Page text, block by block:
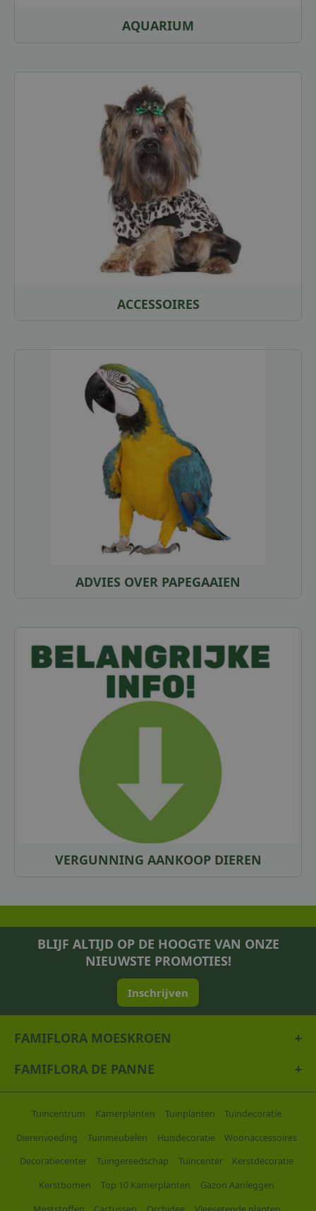
AQUARIUM
ACCESSOIRES
ADVIES OVER PAPEGAAIEN
VERGUNNING AANKOOP DIEREN
BLIJF ALTIJD OP DE HOOGTE VAN ONZE
NIEUWSTE PROMOTIES!
Inschrijven
FAMIFLORA MOESKROEN
FAMIFLORA DE PANNE
Tuincentrum Kamerplanten Tuinplanten
Tuindecoratie
Dierenvoeding
Tuinmeubelen Huisdecoratie
Woonaccessoires
Decoratiecenter
Tuingereedschap Tuincenter
Kerstdecoratie
Kerstbomen
Top 10 Kamerplanten
Gazon Aanleggen